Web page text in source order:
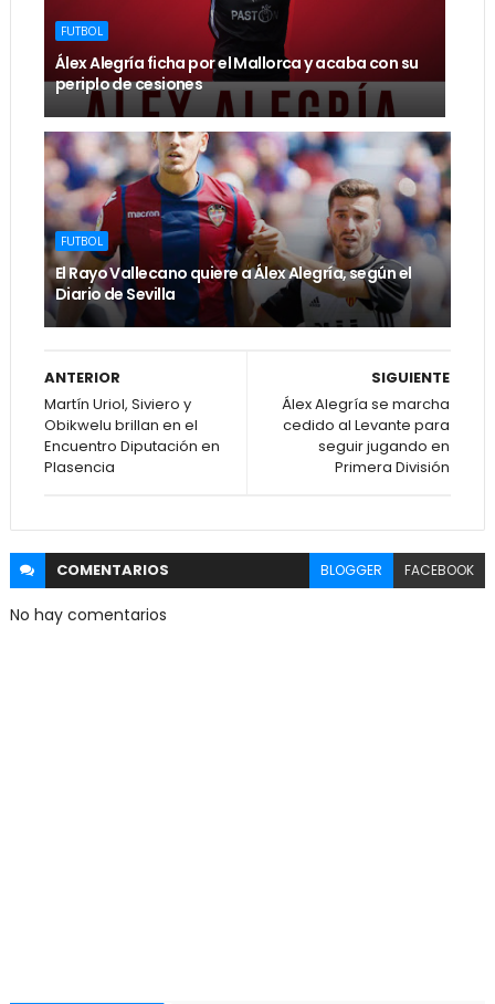
FUTBOL
Álex Alegría ficha por el Mallorca y acaba con su
periplo de cesiones
FUTBOL
El Rayo Vallecano quiere a Álex Alegría, según el
Diario de Sevilla
SIGUIENTE
Álex Alegría se marcha
cedido al Levante para
seguir jugando en
Primera División
ANTERIOR
Martín Uriol, Siviero y
Obikwelu brillan en el
Encuentro Diputación en
Plasencia
COMENTARIOS BLOGGER FACEBOOK
No hay comentarios